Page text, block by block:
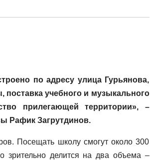
по адресу улица Гурьянова,
учебного и музыкального
прилегающей территории», –
Рафик Загрутдинов.
Посещать школу смогут около 300
зрительно делится на два объема –